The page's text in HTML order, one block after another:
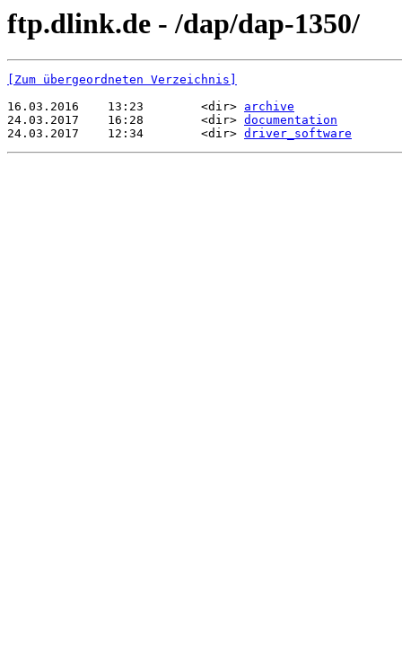
ftp.dlink.de - /dap/dap-1350/
[Zum übergeordneten Verzeichnis]
16.03.2016    13:23        <dir> archive
24.03.2017    16:28        <dir> documentation
24.03.2017    12:34        <dir> driver_software